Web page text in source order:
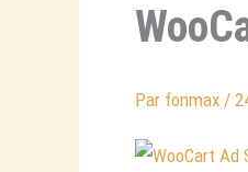
Par fonmax /